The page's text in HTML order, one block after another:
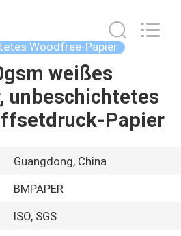
Woodfree-Papier
weißes
unbeschichtetes
Papier
Guangdong, China
BMPAPER
ISO, SGS